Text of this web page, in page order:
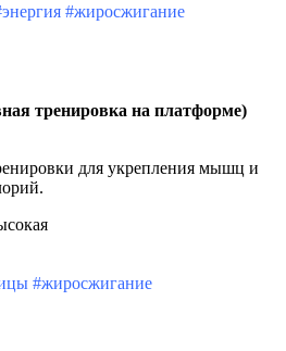
#жиросжигание
тренировка на платформе)
для укрепления мышц и
#жиросжигание